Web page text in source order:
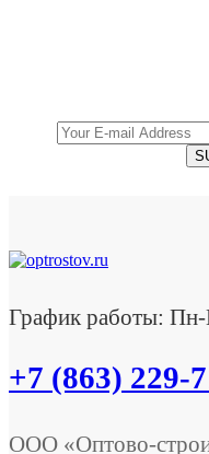
График работы:
+7 (863) 229-
ООО «Оптово-